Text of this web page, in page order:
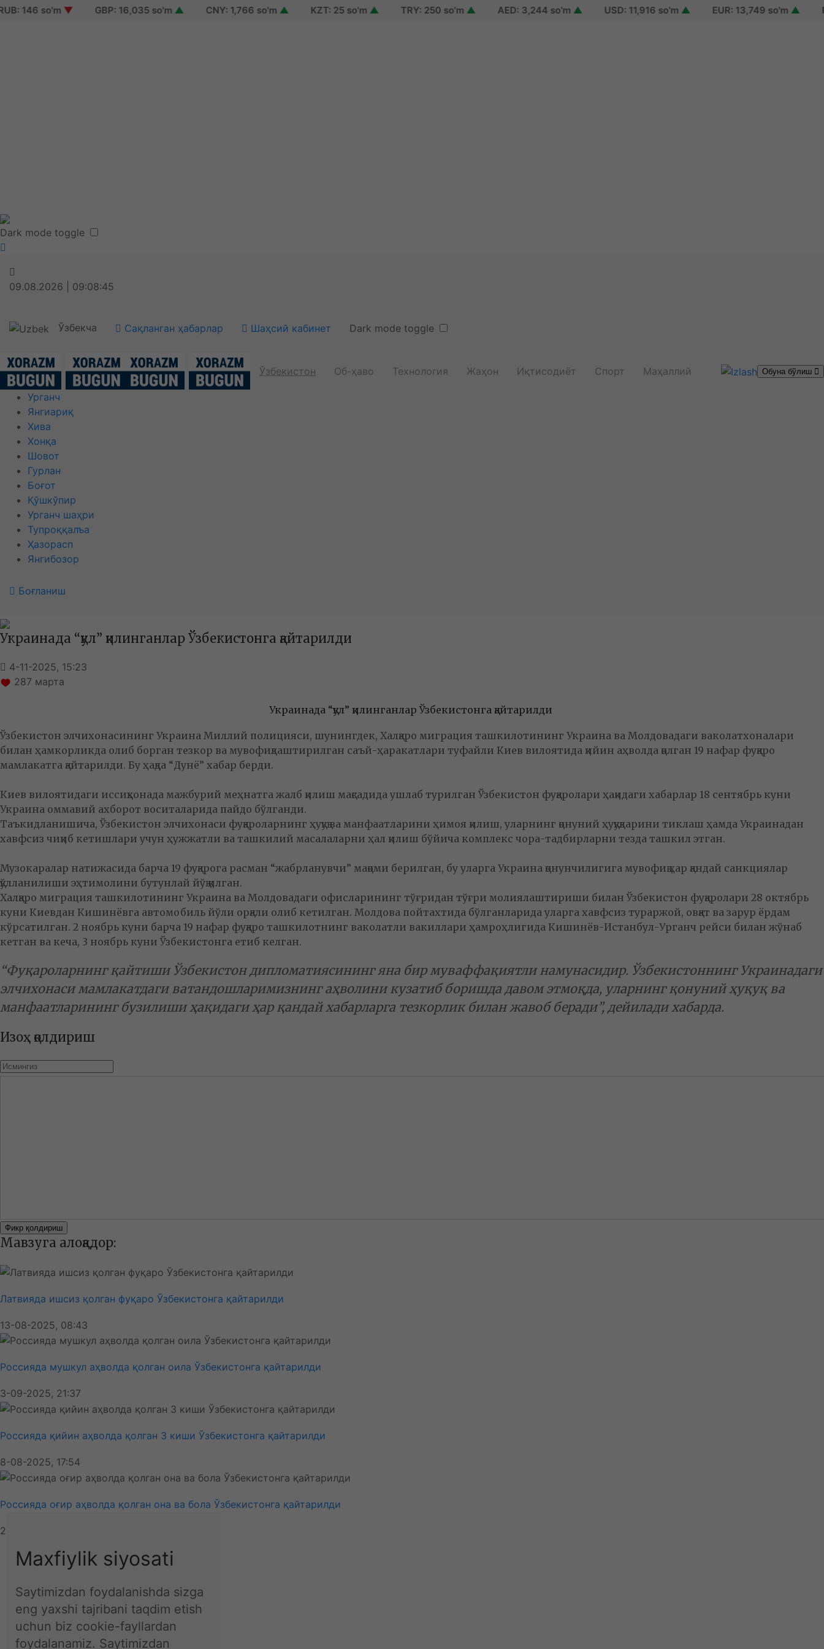
so'm ▼ GBP: 16,035 so'm ▲ CNY: 1,766 so'm ▲ KZT: 25 so'm ▲ TRY: 250 so'm ▲ AED: 3,244 so'm ▲ USD: 11,916 so'm ▲ EUR: 13,749 so'm ▲
Maxfiylik siyosati
Saytimizdan foydalanishda sizga
eng yaxshi tajribani taqdim etish
uchun biz cookie-fayllardan
foydalanamiz. Saytimizdan
Dark mode toggle
09.08.2026 | 09:08:45
Ўзбекча Сақланган ҳабарлар Шаҳсий кабинет Dark mode toggle
Ўзбекистон Об-ҳаво Технология Жаҳон Иқтисодиёт Спорт Маҳаллий Обуна бўлиш
Урганч
Янгиариқ
Хива
Хонқа
Шовот
Гурлан
Боғот
Қўшкўпир
Урганч шаҳри
Тупроққалъа
Ҳазорасп
Янгибозор
Боғланиш
Украинада “қул” қилинганлар Ўзбекистонга қайтарилди
4-11-2025, 15:23
287 марта
Украинада “қул” қилинганлар Ўзбекистонга қайтарилди
Ўзбекистон элчихонасининг Украина Миллий полицияси, шунингдек, Халқаро миграция ташкилотининг Украина ва Молдовадаги ваколатхоналари
билан ҳамкорликда олиб борган тезкор ва мувофиқлаштирилган саъй-ҳаракатлари туфайли Киев вилоятида қийин аҳволда қолган 19 нафар фуқаро
мамлакатга қайтарилди. Бу ҳақда “Дунё” хабар берди.
Киев вилоятидаги иссиқхонада мажбурий меҳнатга жалб қилиш мақсадида ушлаб турилган Ўзбекистон фуқаролари ҳақидаги хабарлар 18 сентябрь куни
Украина оммавий ахборот воситаларида пайдо бўлганди.
Таъкидланишича, Ўзбекистон элчихонаси фуқароларнинг ҳуқуқ ва манфаатларини ҳимоя қилиш, уларнинг қонуний ҳуқуқларини тиклаш ҳамда Украинадан
хавфсиз чиқиб кетишлари учун ҳужжатли ва ташкилий масалаларни ҳал қилиш бўйича комплекс чора-тадбирларни тезда ташкил этган.
Музокаралар натижасида барча 19 фуқарога расман “жабрланувчи” мақоми берилган, бу уларга Украина қонунчилигига мувофиқ ҳар қандай санкциялар
қўлланилиши эҳтимолини бутунлай йўқ қилган.
Халқаро миграция ташкилотининг Украина ва Молдовадаги офисларининг тўғридан тўғри молиялаштириши билан Ўзбекистон фуқаролари 28 октябрь
куни Киевдан Кишинёвга автомобиль йўли орқали олиб кетилган. Молдова пойтахтида бўлганларида уларга хавфсиз тураржой, овқат ва зарур ёрдам
кўрсатилган. 2 ноябрь куни барча 19 нафар фуқаро ташкилотнинг ваколатли вакиллари ҳамроҳлигида Кишинёв-Истанбул-Урганч рейси билан жўнаб
кетган ва кеча, 3 ноябрь куни Ўзбекистонга етиб келган.
“Фуқароларнинг қайтиши Ўзбекистон дипломатиясининг яна бир муваффақиятли намунасидир. Ўзбекистоннинг Украинадаги
элчихонаси мамлакатдаги ватандошларимизнинг аҳволини кузатиб боришда давом этмоқда, уларнинг қонуний ҳуқуқ ва
манфаатларининг бузилиши ҳақидаги ҳар қандай хабарларга тезкорлик билан жавоб беради”, дейилади хабарда.
Изоҳ қолдириш
Фикр қолдириш
Мавзуга алоқадор:
Латвияда ишсиз қолган фуқаро Ўзбекистонга қайтарилди
13-08-2025, 08:43
Россияда мушкул аҳволда қолган оила Ўзбекистонга қайтарилди
3-09-2025, 21:37
Россияда қийин аҳволда қолган 3 киши Ўзбекистонга қайтарилди
8-08-2025, 17:54
Россияда оғир аҳволда қолган она ва бола Ўзбекистонга қайтарилди
25-04-2025, 18:10
Об-ҳаво
Жаҳон
Иқтисодиёт
Спорт
Маҳаллий